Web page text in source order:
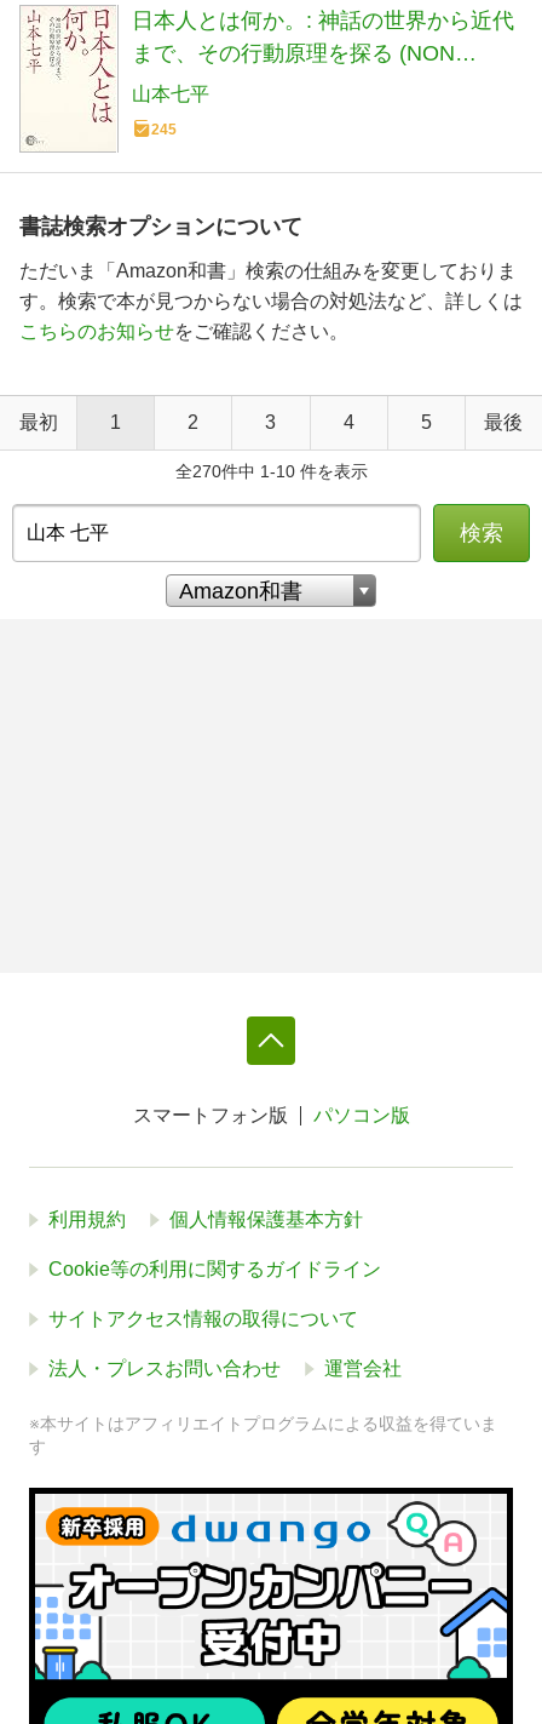
日本人とは何か。: 神話の世界から近代
まで、その行動原理を探る (NON
SELECT)
山本七平
245
書誌検索オプションについて
ただいま「Amazon和書」検索の仕組みを変更しておりま
す。検索で本が見つからない場合の対処法など、詳しくは
こちらのお知らせをご確認ください。
最初 1 2 3 4 5 最後
全270件中 1-10 件を表示
検索
スマートフォン版 パソコン版
利用規約 個人情報保護基本方針
Cookie等の利用に関するガイドライン
サイトアクセス情報の取得について
法人・プレスお問い合わせ 運営会社
※本サイトはアフィリエイトプログラムによる収益を得ていま
す